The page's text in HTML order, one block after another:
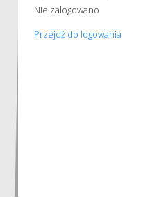
Nie zalogowano
Przejdź do logowania